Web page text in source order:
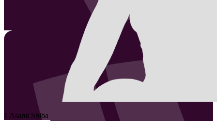
1 Asami Shiba